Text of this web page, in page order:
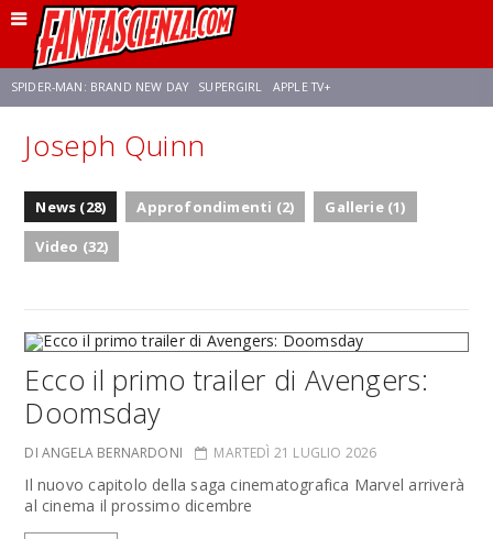
SPIDER-MAN: BRAND NEW DAY SUPERGIRL APPLE TV+
FRANCO RICCIARDIELLO ZENDAYA
NETFLIX SADIE SINK
Joseph Quinn
News (28) Approfondimenti (2)
Gallerie (1)
Video (32)
Ecco il primo trailer di Avengers:
Doomsday
DI ANGELA BERNARDONI MARTEDÌ 21 LUGLIO 2026
Il nuovo capitolo della saga cinematografica Marvel arriverà
al cinema il prossimo dicembre